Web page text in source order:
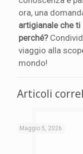
ora, una
artigianale che ti
perché?
viaggio alla
mondo!
Articoli
Maggio 5, 2026